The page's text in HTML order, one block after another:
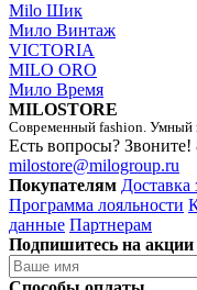
Milo Шик
Мило Винтаж
VICTORIA
MILO ORO
Мило Время
MILOSTORE
Современный fashion. Умный
Есть вопросы? Звоните!
milostore@milogroup.ru
Покупателям Доставка
Программа лояльности
данные Партнерам
Подпишитесь на